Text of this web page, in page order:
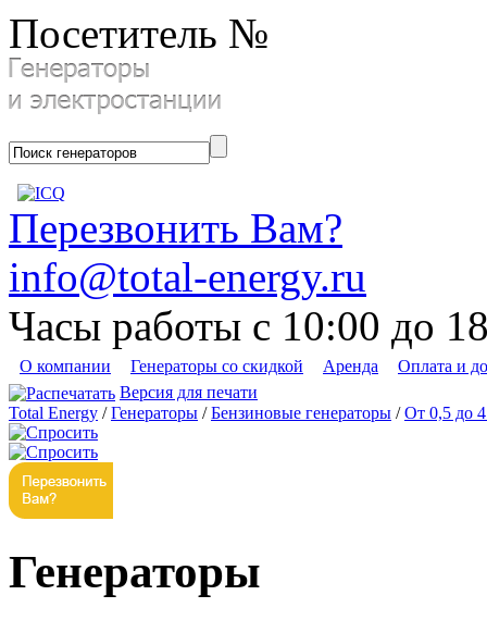
Посетитель №
Перезвонить Вам?
info@total-energy.ru
Часы работы с 10:00 до
О компании Генераторы со скидкой Аренда
Оплата и
Версия для печати
Total Energy /Генераторы /Бензиновые генераторы /От 0,5 до
Генераторы